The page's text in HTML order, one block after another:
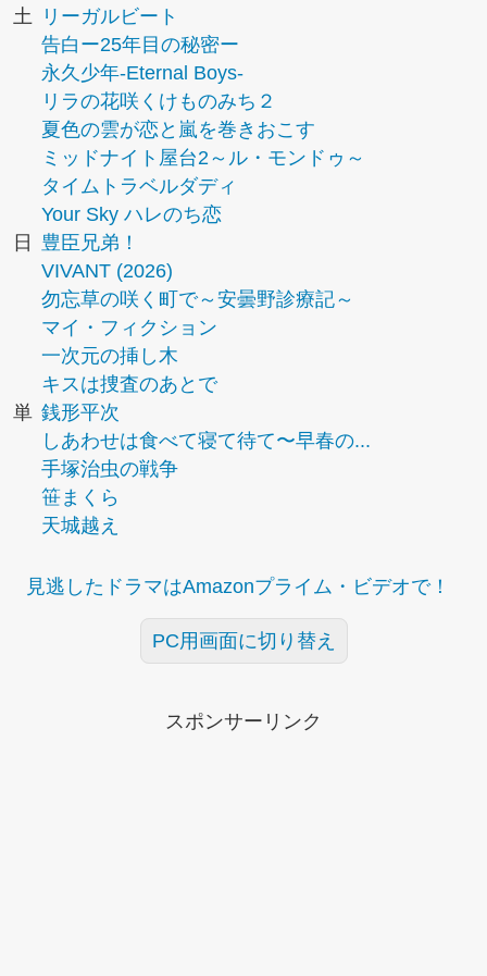
土
リーガルビート
告白ー25年目の秘密ー
永久少年-Eternal Boys-
リラの花咲くけものみち２
夏色の雲が恋と嵐を巻きおこす
ミッドナイト屋台2～ル・モンドゥ～
タイムトラベルダディ
Your Sky ハレのち恋
日
豊臣兄弟！
VIVANT (2026)
勿忘草の咲く町で～安曇野診療記～
マイ・フィクション
一次元の挿し木
キスは捜査のあとで
単 銭形平次
しあわせは食べて寝て待て〜早春の...
手塚治虫の戦争
笹まくら
天城越え
見逃したドラマはAmazonプライム・ビデオで！
PC用画面に切り替え
スポンサーリンク